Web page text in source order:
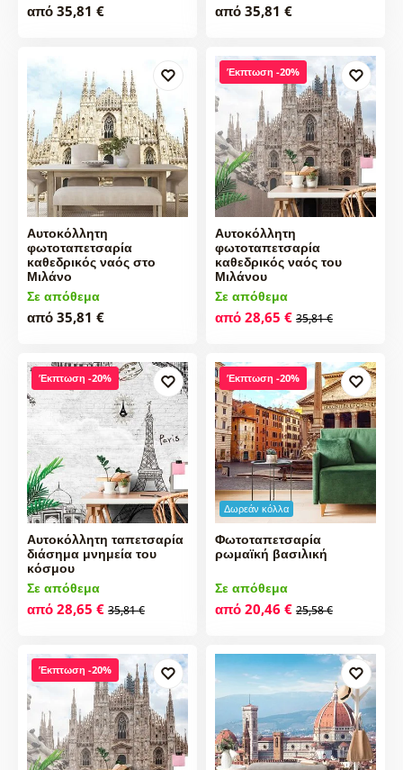
από 35,81 € από 35,81 €
Αυτοκόλλητη
φωτοταπετσαρία
καθεδρικός ναός στο
Μιλάνο
Σε απόθεμα
από 35,81 €
Έκπτωση -20%
Αυτοκόλλητη
φωτοταπετσαρία
καθεδρικός ναός του
Μιλάνου
Σε απόθεμα
από 28,65 € 35,81 €
Έκπτωση -20%
Αυτοκόλλητη ταπετσαρία
διάσημα μνημεία του
κόσμου
Σε απόθεμα
από 28,65 € 35,81 €
Δωρεάν κόλλα
Έκπτωση -20%
Φωτοταπετσαρία
ρωμαϊκή βασιλική
Σε απόθεμα
από 20,46 € 25,58 €
Έκπτωση -20%